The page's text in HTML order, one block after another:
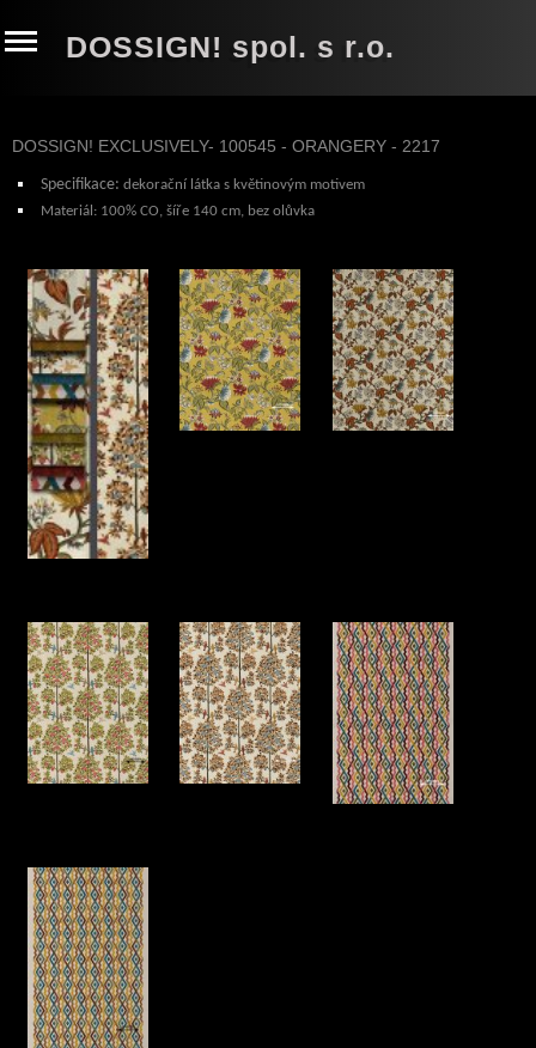
DOSSIGN! spol. s r.o.
DOSSIGN! EXCLUSIVELY- 100545 - ORANGERY - 2217
Specifikace: dekorační látka s květinovým motivem
Materiál: 100% CO, šíře 140 cm, bez olůvka